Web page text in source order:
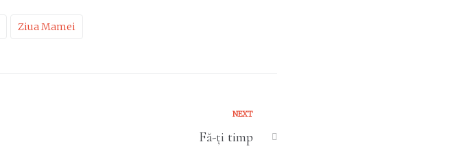
Ziua Mamei
NEXT
Fă-ți timp